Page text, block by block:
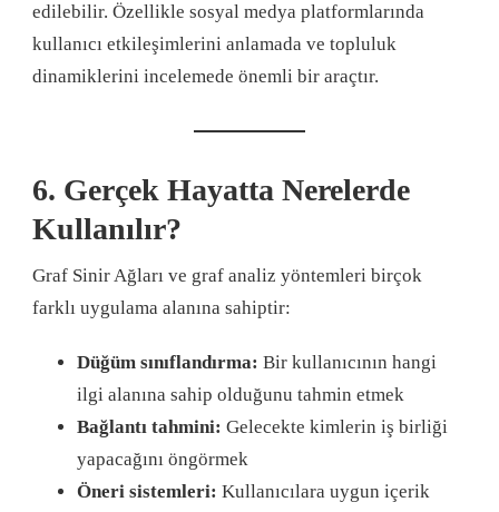
edilebilir. Özellikle sosyal medya platformlarında
kullanıcı etkileşimlerini anlamada ve topluluk
dinamiklerini incelemede önemli bir araçtır.
6. Gerçek Hayatta Nerelerde
Kullanılır?
Graf Sinir Ağları ve graf analiz yöntemleri birçok
farklı uygulama alanına sahiptir:
Düğüm sınıflandırma: Bir kullanıcının hangi
ilgi alanına sahip olduğunu tahmin etmek
Bağlantı tahmini: Gelecekte kimlerin iş birliği
yapacağını öngörmek
Öneri sistemleri: Kullanıcılara uygun içerik